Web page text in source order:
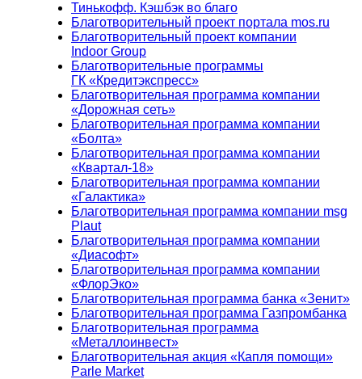
Тинькофф. Кэшбэк во благо
Благотворительный проект портала mos.ru
Благотворительный проект компании
Indoor Group
Благотворительные программы
ГК «Кредитэкспресс»
Благотворительная программа компании
«Дорожная сеть»
Благотворительная программа компании
«Болта»
Благотворительная программа компании
«Квартал-18»
Благотворительная программа компании
«Галактика»
Благотворительная программа компании msg
Plaut
Благотворительная программа компании
«Диасофт»
Благотворительная программа компании
«ФлорЭко»
Благотворительная программа банка «Зенит»
Благотворительная программа Газпромбанка
Благотворительная программа
«Металлоинвест»
Благотворительная акция «Капля помощи»
Parle Market